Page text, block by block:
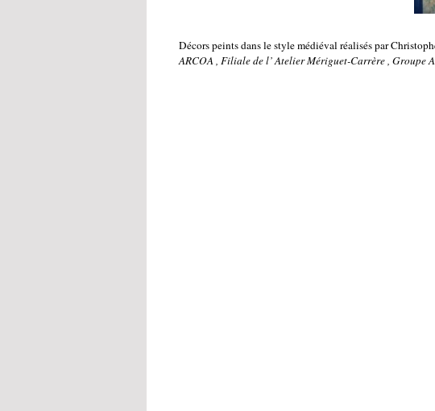
Décors peints dans le style médiéval réalisés par
ARCOA , Filiale de l’ Atelier Mériguet-Carrère , Groupe